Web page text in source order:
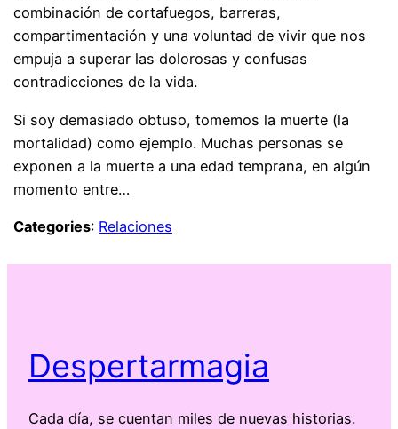
combinación de cortafuegos, barreras,
compartimentación y una voluntad de vivir que nos
empuja a superar las dolorosas y confusas
contradicciones de la vida.
Si soy demasiado obtuso, tomemos la muerte (la
mortalidad) como ejemplo. Muchas personas se
exponen a la muerte a una edad temprana, en algún
momento entre…
Categories: Relaciones
Despertarmagia
Cada día, se cuentan miles de nuevas historias.